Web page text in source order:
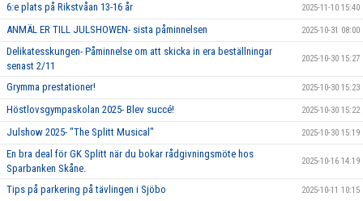
6:e plats på Rikstvåan 13-16 år 2025-11-10 15:40
ANMÄL ER TILL JULSHOWEN- sista påminnelsen 2025-10-31 08:00
Delikatesskungen- Påminnelse om att skicka in era beställningar
senast 2/11
2025-10-30 15:27
Grymma prestationer! 2025-10-30 15:23
Höstlovsgympaskolan 2025- Blev succé! 2025-10-30 15:22
Julshow 2025- "The Splitt Musical" 2025-10-30 15:19
En bra deal för GK Splitt när du bokar rådgivningsmöte hos
Sparbanken Skåne.
2025-10-16 14:19
Tips på parkering på tävlingen i Sjöbo 2025-10-11 10:15